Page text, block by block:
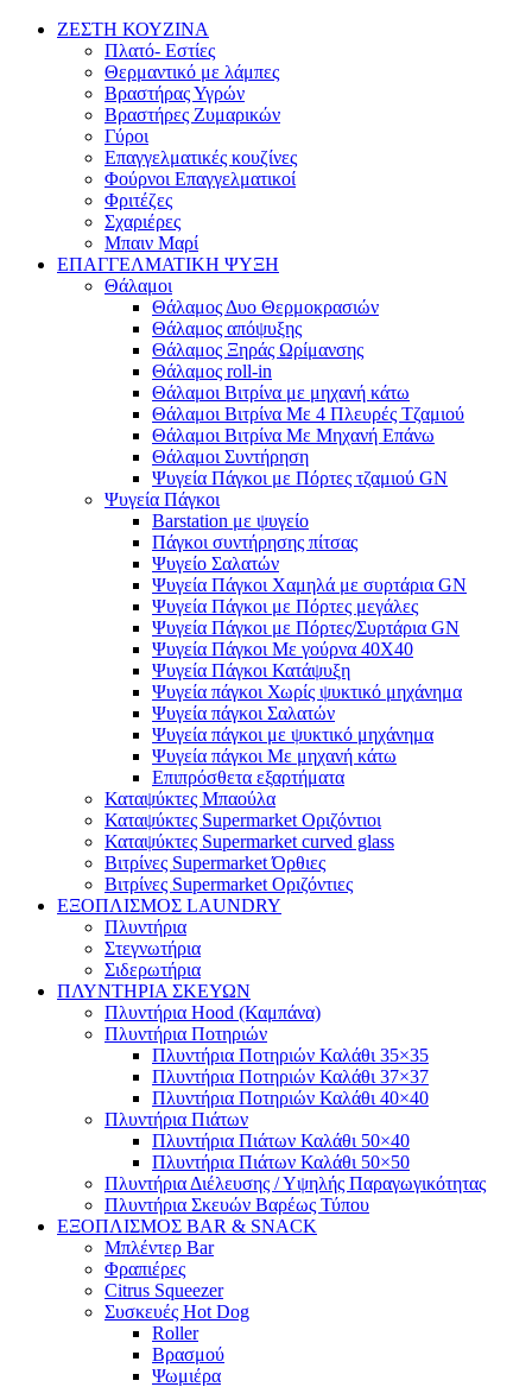
ΖΕΣΤΗ ΚΟΥΖΙΝΑ
Πλατό- Εστίες
Θερμαντικό με λάμπες
Βραστήρας Υγρών
Βραστήρες Ζυμαρικών
Γύροι
Επαγγελματικές κουζίνες
Φούρνοι Επαγγελματικοί
Φριτέζες
Σχαριέρες
Μπαιν Μαρί
ΕΠΑΓΓΕΛΜΑΤΙΚΗ ΨΥΞΗ
Θάλαμοι
Θάλαμος Δυο Θερμοκρασιών
Θάλαμος απόψυξης
Θάλαμος Ξηράς Ωρίμανσης
Θάλαμος roll-in
Θάλαμοι Βιτρίνα με μηχανή κάτω
Θάλαμοι Βιτρίνα Με 4 Πλευρές Τζαμιού
Θάλαμοι Βιτρίνα Με Μηχανή Επάνω
Θάλαμοι Συντήρηση
Ψυγεία Πάγκοι με Πόρτες τζαμιού GN
Ψυγεία Πάγκοι
Barstation με ψυγείο
Πάγκοι συντήρησης πίτσας
Ψυγείο Σαλατών
Ψυγεία Πάγκοι Χαμηλά με συρτάρια GN
Ψυγεία Πάγκοι με Πόρτες μεγάλες
Ψυγεία Πάγκοι με Πόρτες/Συρτάρια GN
Ψυγεία Πάγκοι Με γούρνα 40Χ40
Ψυγεία Πάγκοι Κατάψυξη
Ψυγεία πάγκοι Χωρίς ψυκτικό μηχάνημα
Ψυγεία πάγκοι Σαλατών
Ψυγεία πάγκοι με ψυκτικό μηχάνημα
Ψυγεία πάγκοι Με μηχανή κάτω
Επιπρόσθετα εξαρτήματα
Καταψύκτες Μπαούλα
Καταψύκτες Supermarket Οριζόντιοι
Καταψύκτες Supermarket curved glass
Βιτρίνες Supermarket Όρθιες
Βιτρίνες Supermarket Οριζόντιες
ΕΞΟΠΛΙΣΜΟΣ LAUNDRY
Πλυντήρια
Στεγνωτήρια
Σιδερωτήρια
ΠΛΥΝΤΗΡΙΑ ΣΚΕΥΩΝ
Πλυντήρια Hood (Καμπάνα)
Πλυντήρια Ποτηριών
Πλυντήρια Ποτηριών Καλάθι 35×35
Πλυντήρια Ποτηριών Καλάθι 37×37
Πλυντήρια Ποτηριών Καλάθι 40×40
Πλυντήρια Πιάτων
Πλυντήρια Πιάτων Καλάθι 50×40
Πλυντήρια Πιάτων Καλάθι 50×50
Πλυντήρια Διέλευσης / Υψηλής Παραγωγικότητας
Πλυντήρια Σκευών Βαρέως Τύπου
ΕΞΟΠΛΙΣΜΟΣ BAR & SNACK
Μπλέντερ Bar
Φραπιέρες
Citrus Squeezer
Συσκευές Hot Dog
Roller
Βρασμού
Ψωμιέρα